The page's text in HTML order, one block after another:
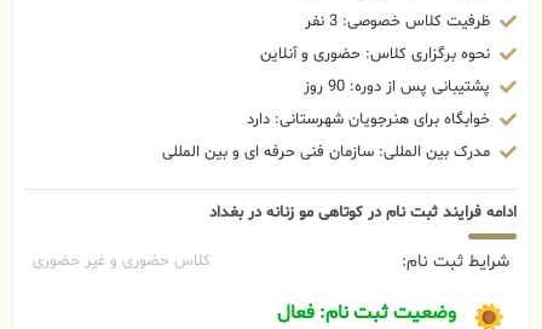
ظرفیت کلاس خصوصی: 3 نفر
نحوه برگزاری کلاس: حضوری و آنلاین
پشتیبانی پس از دوره: 90 روز
خوابگاه برای هنرجویان شهرستانی: دارد
مدرک بین المللی: سازمان فنی حرفه ای و بین المللی
ادامه فرایند ثبت نام در کوتاهی مو زنانه در بغداد
شرایط ثبت نام: کلاس حضوری و غیر حضوری
وضعیت ثبت نام: فعال